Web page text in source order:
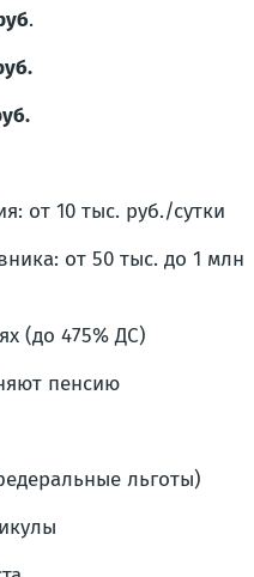
.
от 10 тыс. руб./сутки
от 50 тыс. до 1 млн
(до 475% ДС)
пенсию
льготы)